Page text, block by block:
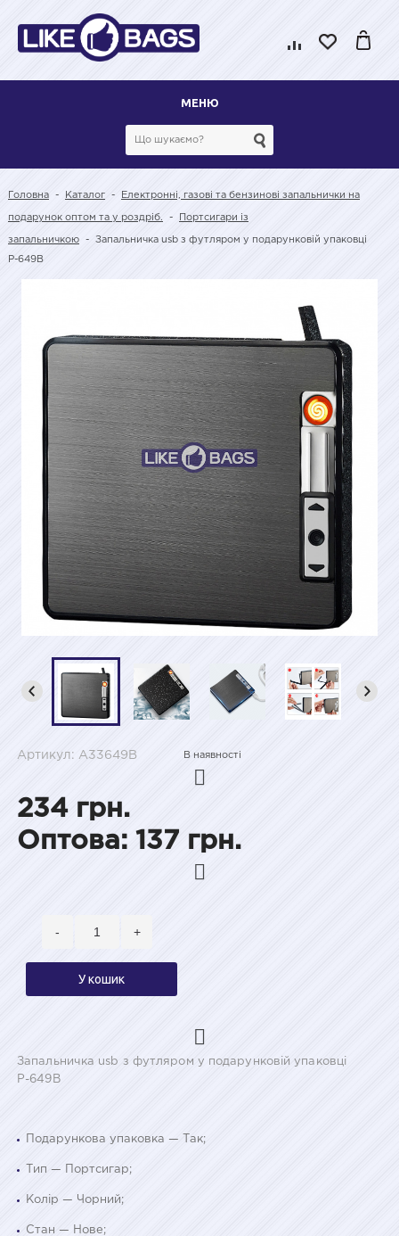
МЕНЮ
Головна - Каталог - Електронні, газові та бензинові запальнички на
подарунок оптом та у роздріб. - Портсигари із
запальничкою - Запальничка usb з футляром у подарунковій упаковці
Р-649B
Артикул: A33649B В наявності
234 грн.
Оптова: 137 грн.
- +
У кошик
Запальничка usb з футляром у подарунковій упаковці
Р-649B
Подарункова упаковка — Так;
Тип — Портсигар;
Колір — Чорний;
Стан — Нове;